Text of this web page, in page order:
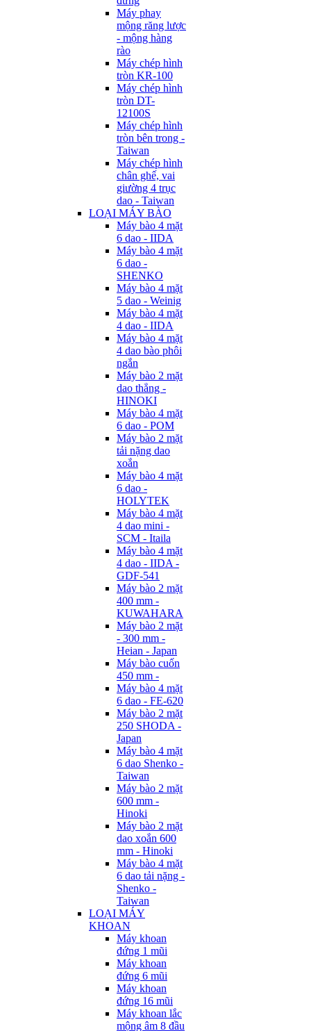
Máy phay
mộng răng lược
- mộng hàng
rào
Máy chép hình
tròn KR-100
Máy chép hình
tròn DT-
12100S
Máy chép hình
tròn bên trong -
Taiwan
Máy chép hình
chân ghế, vai
giường 4 trục
dao - Taiwan
LOẠI MÁY BÀO
Máy bào 4 mặt
6 dao - IIDA
Máy bào 4 mặt
6 dao -
SHENKO
Máy bào 4 mặt
5 dao - Weinig
Máy bào 4 mặt
4 dao - IIDA
Máy bào 4 mặt
4 dao bào phôi
ngắn
Máy bào 2 mặt
dao thẳng -
HINOKI
Máy bào 4 mặt
6 dao - POM
Máy bào 2 mặt
tải nặng dao
xoắn
Máy bào 4 mặt
6 dao -
HOLYTEK
Máy bào 4 mặt
4 dao mini -
SCM - Itaila
Máy bào 4 mặt
4 dao - IIDA -
GDF-541
Máy bào 2 mặt
400 mm -
KUWAHARA
Máy bào 2 mặt
- 300 mm -
Heian - Japan
Máy bào cuốn
450 mm -
Máy bào 4 mặt
6 dao - FE-620
Máy bào 2 mặt
250 SHODA -
Japan
Máy bào 4 mặt
6 dao Shenko -
Taiwan
Máy bào 2 mặt
600 mm -
Hinoki
Máy bào 2 mặt
dao xoắn 600
mm - Hinoki
Máy bào 4 mặt
6 dao tải nặng -
Shenko -
Taiwan
LOẠI MÁY
KHOAN
Máy khoan
đứng 1 mũi
Máy khoan
đứng 6 mũi
Máy khoan
đứng 16 mũi
Máy khoan lắc
mộng âm 8 đầu